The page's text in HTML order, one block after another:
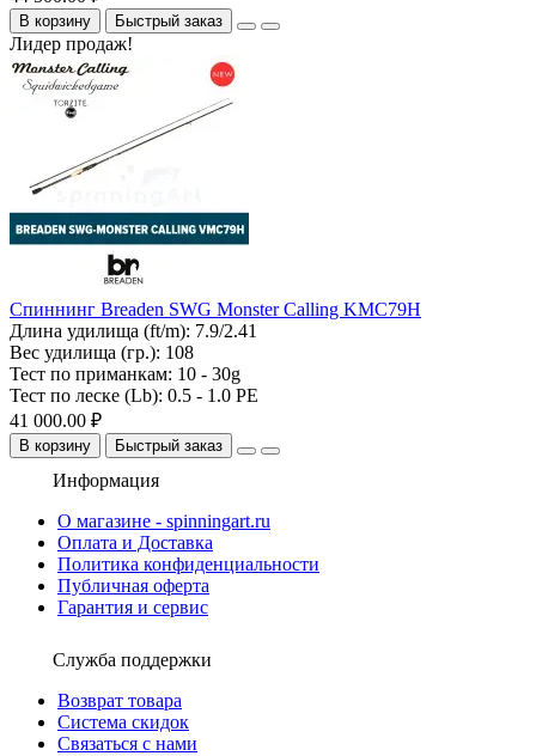
В корзину Быстрый заказ
Лидер продаж!
Спиннинг Breaden SWG Monster Calling KMC79H
Длина удилища (ft/m): 7.9/2.41
Вес удилища (гр.): 108
Тест по приманкам: 10 - 30g
Тест по леске (Lb): 0.5 - 1.0 PE
41 000.00 ₽
В корзину Быстрый заказ
Информация
О магазине - spinningart.ru
Оплата и Доставка
Политика конфиденциальности
Публичная оферта
Гарантия и сервис
Служба поддержки
Возврат товара
Система скидок
Связаться с нами